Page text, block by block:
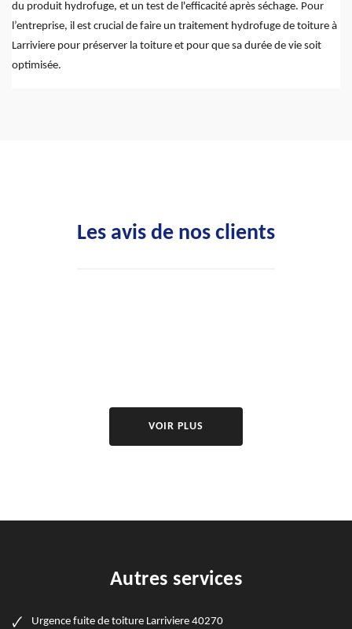
du produit hydrofuge, et un test de l'efficacité après séchage. Pour
l’entreprise, il est crucial de faire un traitement hydrofuge de toiture à
Larriviere pour préserver la toiture et pour que sa durée de vie soit
optimisée.
Les avis de nos clients
VOIR PLUS
Autres services
Urgence fuite de toiture Larriviere 40270